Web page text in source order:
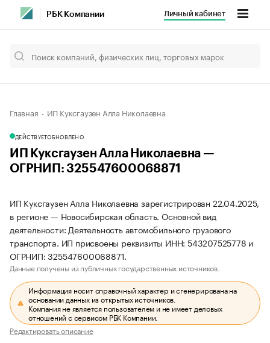
РБК Компании Личный кабинет
Главная ИП Куксгаузен Алла Николаевна
ДЕЙСТВУЕТОБНОВЛЕНО
ИП Куксгаузен Алла Николаевна —
ОГРНИП: 325547600068871
ИП Куксгаузен Алла Николаевна зарегистрирован 22.04.2025,
в регионе — Новосибирская область. Основной вид
деятельности: Деятельность автомобильного грузового
транспорта. ИП присвоены реквизиты ИНН: 543207525778 и
ОГРНИП: 325547600068871.
Данные получены из публичных государственных источников.
Информация носит справочный характер и сгенерирована на
основании данных из открытых источников.
Компания не является пользователем и не имеет деловых
отношений с сервисом РБК Компании.
Редактировать описание